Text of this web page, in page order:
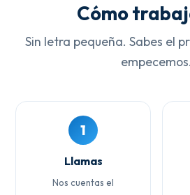
Cómo
Sin letra pequeña. Sabes el
empecemos.
1
Llamas
Nos cuentas el